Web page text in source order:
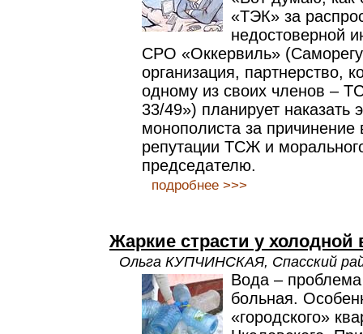
«ТЭК» за
недостоверной
СРО «Оккервиль»
организация, партнерство,
одному из своих членов –
33/49») планирует наказать
монополиста за причинение
репутации ТСЖ и
председателю.
подробнее >>>
Жаркие страсти у
Ольга КУПЧИНСКАЯ, Спасский
Вода –
больная.
«городского»